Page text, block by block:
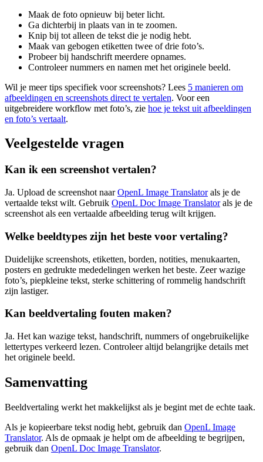
Maak de foto opnieuw bij beter licht.
Ga dichterbij in plaats van in te zoomen.
Knip bij tot alleen de tekst die je nodig hebt.
Maak van gebogen etiketten twee of drie foto’s.
Probeer bij handschrift meerdere opnames.
Controleer nummers en namen met het originele beeld.
Wil je meer tips specifiek voor screenshots? Lees 5 manieren om
afbeeldingen en screenshots direct te vertalen. Voor een
uitgebreidere workflow met foto’s, zie hoe je tekst uit afbeeldingen
en foto’s vertaalt.
Veelgestelde vragen
Kan ik een screenshot vertalen?
Ja. Upload de screenshot naarOpenL Image Translatorals je de
vertaalde tekst wilt. Gebruik OpenL Doc Image Translatorals je de
screenshot als een vertaalde afbeelding terug wilt krijgen.
Welke beeldtypes zijn het beste voor vertaling?
Duidelijke screenshots, etiketten, borden, notities, menukaarten,
posters en gedrukte mededelingen werken het beste. Zeer wazige
foto’s, piepkleine tekst, sterke schittering of rommelig handschrift
zijn lastiger.
Kan beeldvertaling fouten maken?
Ja. Het kan wazige tekst, handschrift, nummers of ongebruikelijke
lettertypes verkeerd lezen. Controleer altijd belangrijke details met
het originele beeld.
Samenvatting
Beeldvertaling werkt het makkelijkst als je begint met de echte taak.
Als je kopieerbare tekst nodig hebt, gebruik dan OpenL Image
Translator. Als de opmaak je helpt om de afbeelding te begrijpen,
gebruik dan OpenL Doc Image Translator.